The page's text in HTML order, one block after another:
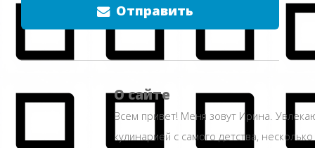
Отправить
О сайте
Всем привет! Меня зовут Ирина.
кулинарией с самого детства,